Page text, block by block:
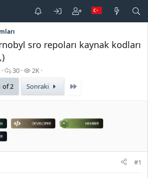
sro repoları kaynak kodları
C
e
v
a
a
30
G
r
ü
ü
m
2K
of 2
Sonraki
#1